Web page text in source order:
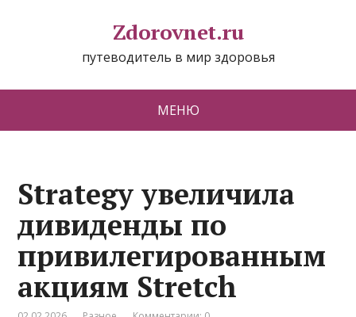
Zdorovnet.ru
путеводитель в мир здоровья
МЕНЮ
Strategy увеличила
дивиденды по
привилегированным
акциям Stretch